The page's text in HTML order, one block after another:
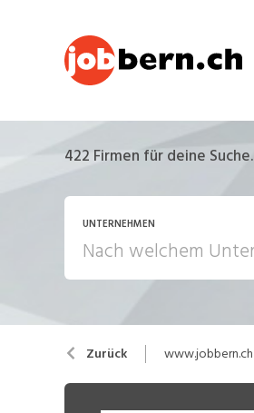
422 Firmen für deine Suche.
UNTERNEHMEN
Zurück www.jobbern.ch